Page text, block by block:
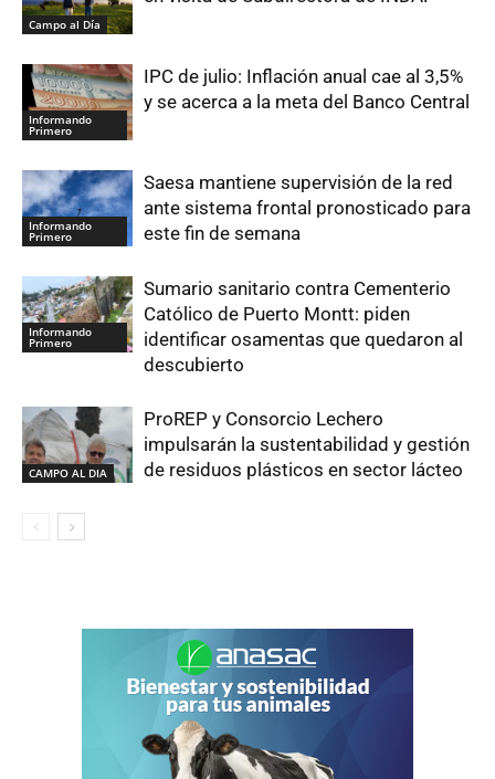
Campo al Día
Informando
Primero
IPC de julio: Inflación anual cae al 3,5%
y se acerca a la meta del Banco Central
Informando
Primero
Saesa mantiene supervisión de la red
ante sistema frontal pronosticado para
este fin de semana
Informando
Primero
Sumario sanitario contra Cementerio
Católico de Puerto Montt: piden
identificar osamentas que quedaron al
descubierto
CAMPO AL DIA
ProREP y Consorcio Lechero
impulsarán la sustentabilidad y gestión
de residuos plásticos en sector lácteo